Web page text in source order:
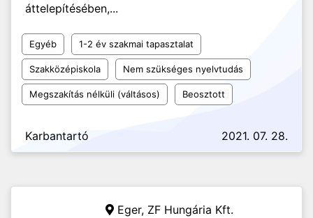
áttelepítésében,...
Egyéb 1-2 év szakmai tapasztalat
Szakközépiskola Nem szükséges nyelvtudás
Megszakítás nélküli (váltásos) Beosztott
Karbantartó 2021. 07. 28.
Eger, ZF Hungária Kft.